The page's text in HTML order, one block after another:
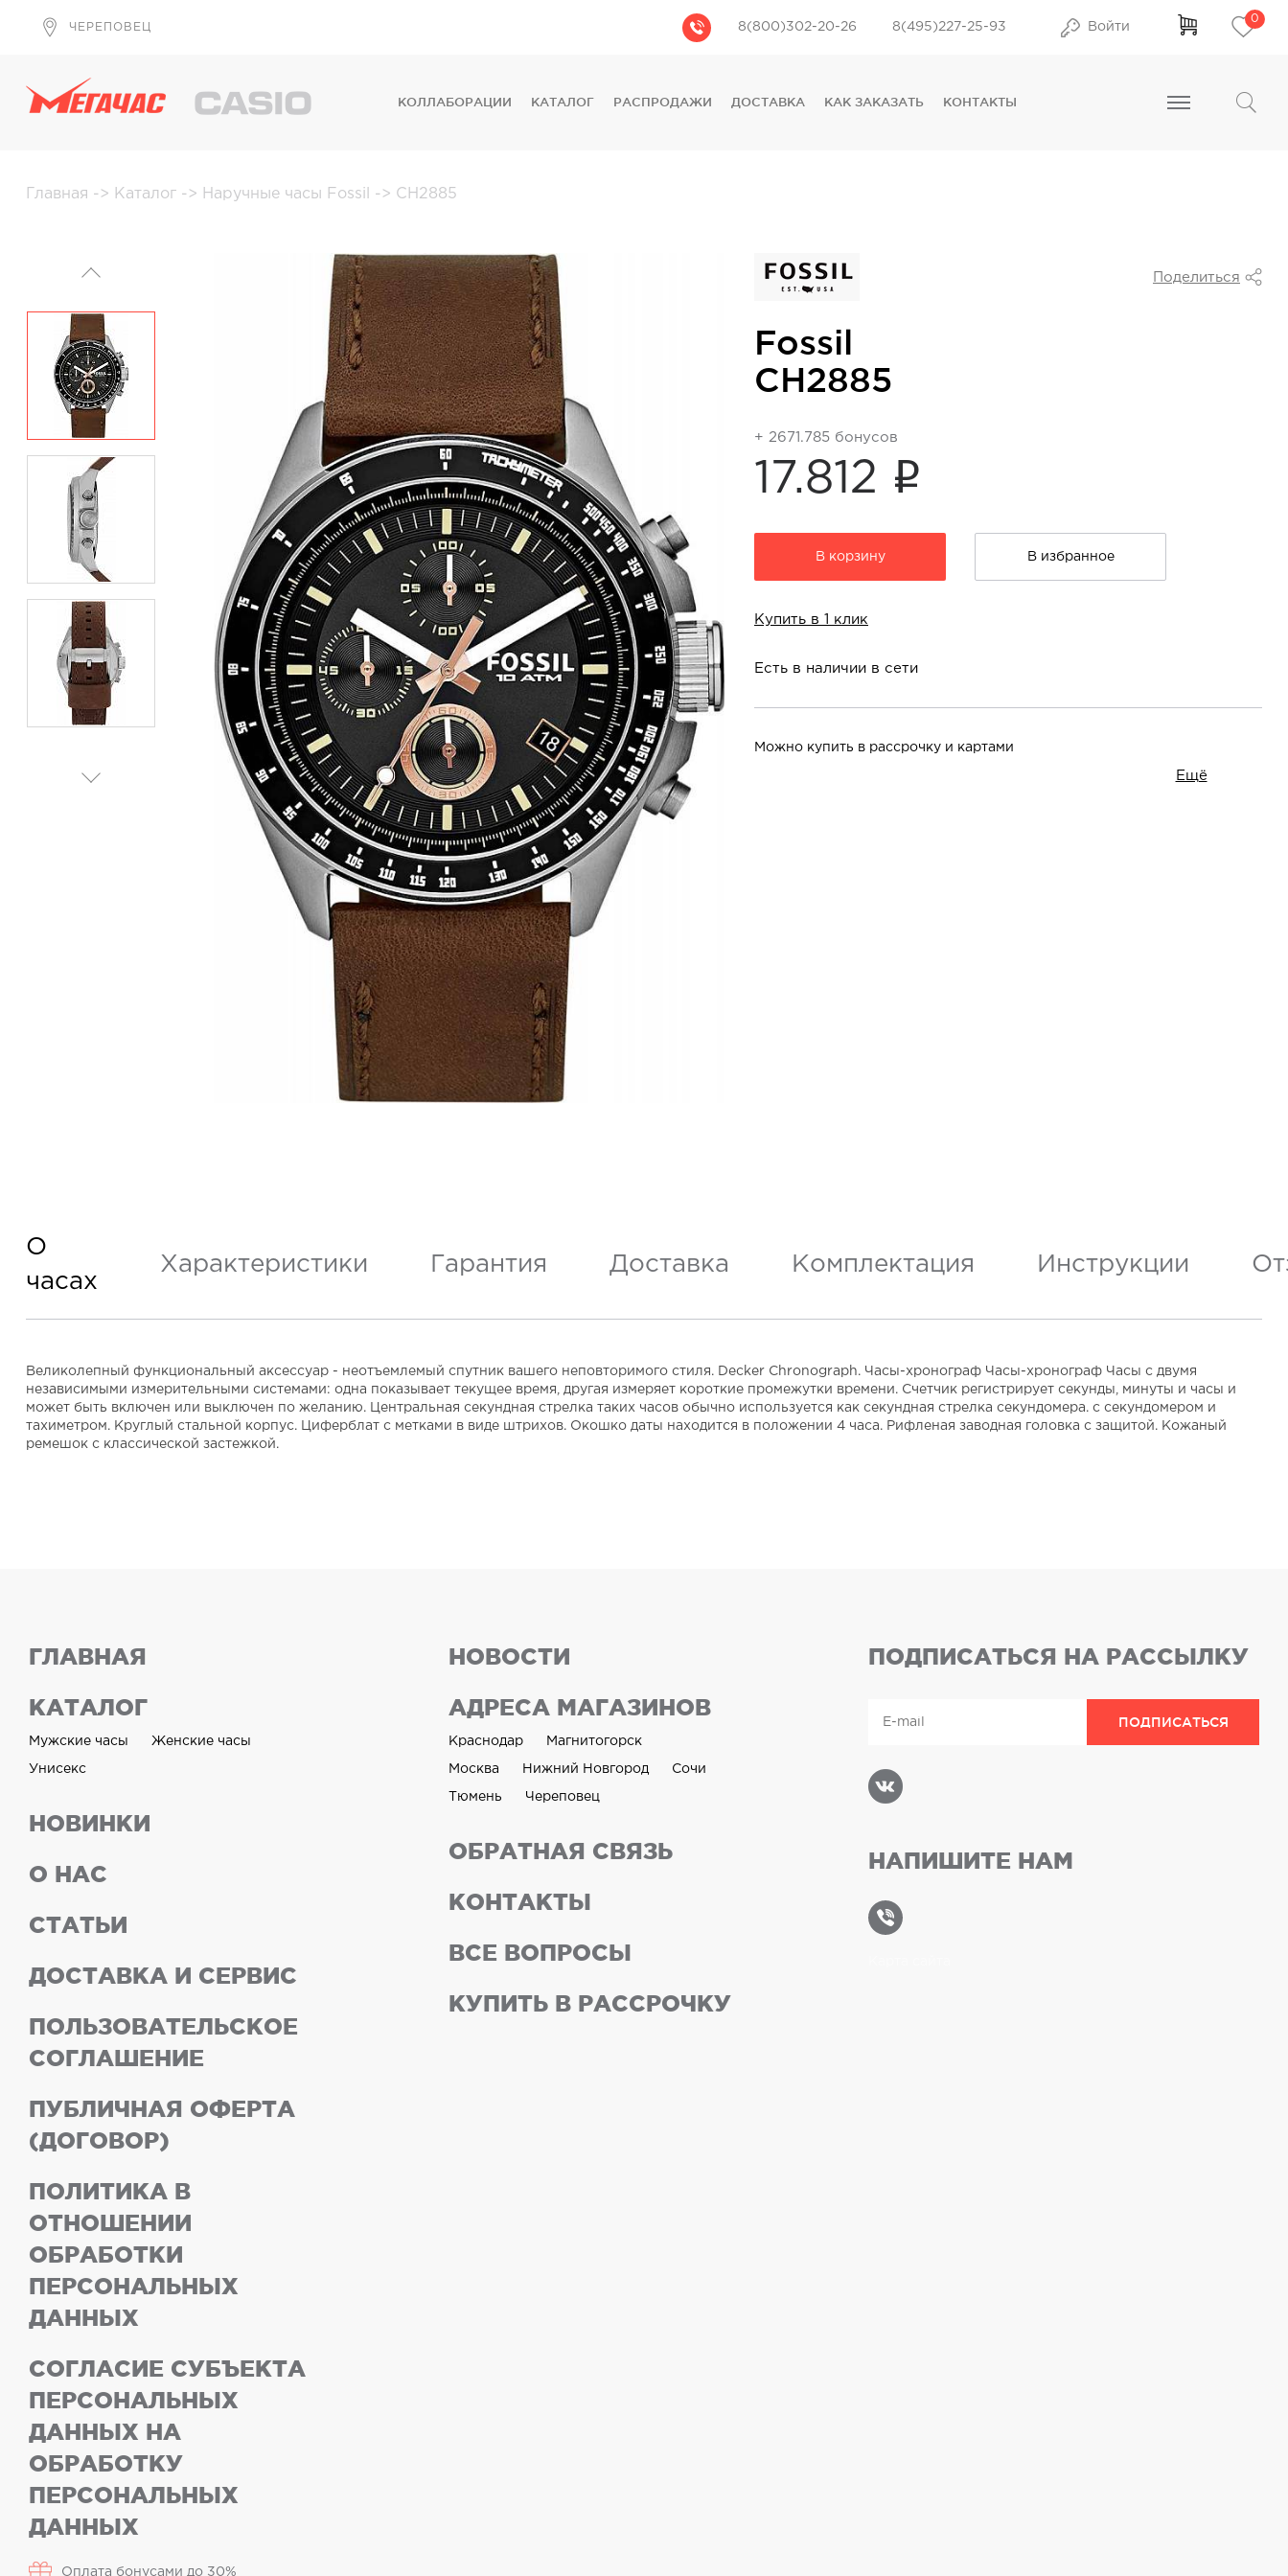
ЧЕРЕПОВЕЦ 8(800)302-20-26 8(495)227-25-93 Войти
0
КОЛЛАБОРАЦИИ
КАТАЛОГ
DKNY
PHILIPP PLEIN
РАСПРОДАЖИ ДОСТАВКА КАК ЗАКАЗАТЬ КОНТАКТЫ
Главная -> Каталог -> Наручные часы Fossil -> CH2885
Поделиться
Fossil
CH2885
+ 2671.785 бонусов
17.812 i
В корзину В избранное
Купить в 1 клик
Есть в наличии в сети
Можно купить в рассрочку и картами
Ещё
О
часах
Характеристики Гарантия Доставка Комплектация Инструкции
Великолепный функциональный аксессуар - неотъемлемый спутник вашего неповторимого стиля. Decker Chronograph. Часы-хронограф Часы-хронограф Часы с двумя
независимыми измерительными системами: одна показывает текущее время, другая измеряет короткие промежутки времени. Счетчик регистрирует секунды, минуты и часы и
может быть включен или выключен по желанию. Центральная секундная стрелка таких часов обычно используется как секундная стрелка секундомера. с секундомером и
тахиметром. Круглый стальной корпус. Циферблат с метками в виде штрихов. Окошко даты находится в положении 4 часа. Рифленая заводная головка с защитой. Кожаный
ремешок с классической застежкой.
ГЛАВНАЯ
КАТАЛОГ
Мужские часы Женские часы
Унисекс
НОВИНКИ
О НАС
СТАТЬИ
ДОСТАВКА И СЕРВИС
ПОЛЬЗОВАТЕЛЬСКОЕ
СОГЛАШЕНИЕ
ПУБЛИЧНАЯ ОФЕРТА
(ДОГОВОР)
ПОЛИТИКА В
ОТНОШЕНИИ
ОБРАБОТКИ
ПЕРСОНАЛЬНЫХ
ДАННЫХ
СОГЛАСИЕ СУБЪЕКТА
ПЕРСОНАЛЬНЫХ
ДАННЫХ НА
ОБРАБОТКУ
ПЕРСОНАЛЬНЫХ
ДАННЫХ
Оплата бонусами до 30%
НОВОСТИ
АДРЕСА МАГАЗИНОВ
Краснодар Магнитогорск
Москва Нижний Новгород Сочи
Тюмень Череповец
ОБРАТНАЯ СВЯЗЬ
КОНТАКТЫ
ВСЕ ВОПРОСЫ
КУПИТЬ В РАССРОЧКУ
ПОДПИСАТЬСЯ НА РАССЫЛКУ
НАПИШИТЕ НАМ